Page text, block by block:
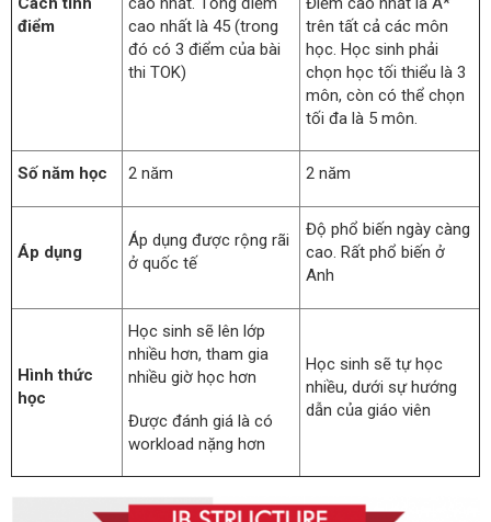
điểm
cao nhất là 45 (trong
đó có 3 điểm của bài
thi TOK)
trên tất cả các môn
học. Học sinh phải
chọn học tối thiểu là 3
môn, còn có thể chọn
tối đa là 5 môn.
Số năm học 2 năm 2 năm
Áp dụng
Áp dụng được rộng rãi
ở quốc tế
Độ phổ biến ngày càng
cao. Rất phổ biến ở
Anh
Hình thức
học
Học sinh sẽ lên lớp
nhiều hơn, tham gia
nhiều giờ học hơn
Được đánh giá là có
workload nặng hơn
Học sinh sẽ tự học
nhiều, dưới sự hướng
dẫn của giáo viên